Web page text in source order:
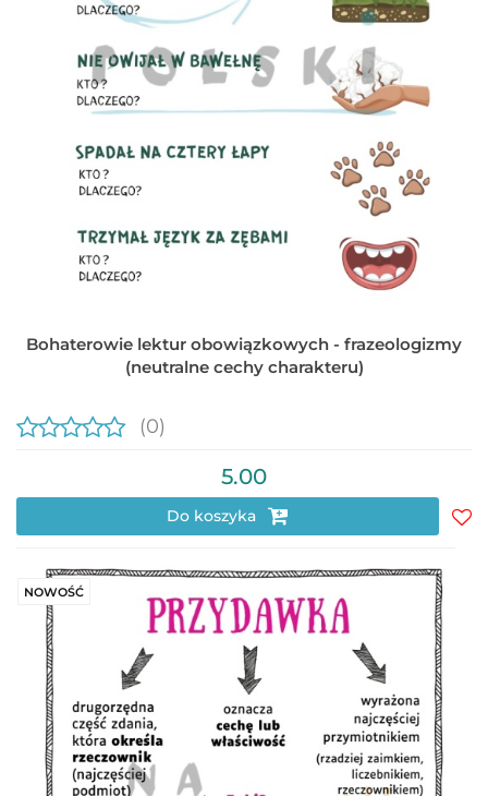
Bohaterowie lektur obowiązkowych - frazeologizmy
(neutralne cechy charakteru)
(0)
5.00
Do koszyka
NOWOŚĆ